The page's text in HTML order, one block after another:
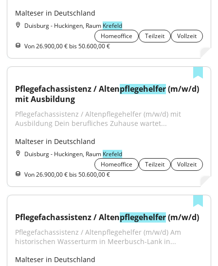
Malteser in Deutschland
Duisburg - Huckingen, Raum Krefeld
Homeoffice
Teilzeit
Vollzeit
Von 26.900,00 € bis 50.600,00 €
Pflegefachassistenz / Altenpflegehelfer (m/w/d)
mit Ausbildung
Pflegefachassistenz / Altenpflegehelfer (m/w/d) mit
Ausbildung Dein berufliches Zuhause wartet...
Malteser in Deutschland
Duisburg - Huckingen, Raum Krefeld
Homeoffice
Teilzeit
Vollzeit
Von 26.900,00 € bis 50.600,00 €
Pflegefachassistenz / Altenpflegehelfer (m/w/d)
Pflegefachassistenz / Altenpflegehelfer (m/w/d) Am
historischen Wasserturm in Meerbusch-Lank in...
Malteser in Deutschland